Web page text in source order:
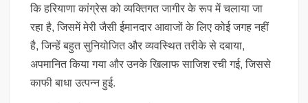
कि हरियाणा कांग्रेस को व्यक्तिगत जागीर के रूप में चलाया जा
रहा है, जिसमें मेरी जैसी ईमानदार आवाजों के लिए कोई जगह नहीं
है, जिन्हें बहुत सुनियोजित और व्यवस्थित तरीके से दबाया,
अपमानित किया गया और उनके खिलाफ साजिश रची गई, जिससे
काफी बाधा उत्पन्न हुई.